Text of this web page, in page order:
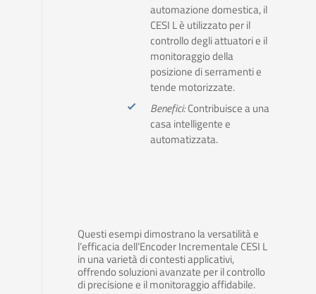
automazione domestica, il
CESI L è utilizzato per il
controllo degli attuatori e il
monitoraggio della
posizione di serramenti e
tende motorizzate.
Benefici:Contribuisce a una
casa intelligente e
automatizzata.
Questi esempi dimostrano la versatilità e
l’efficacia dell’Encoder Incrementale CESI L
in una varietà di contesti applicativi,
offrendo soluzioni avanzate per il controllo
di precisione e il monitoraggio affidabile.